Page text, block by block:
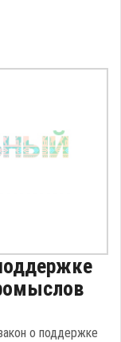
о поддержке